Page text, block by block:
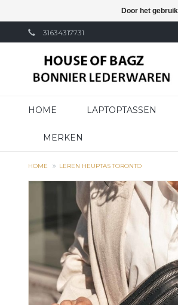
31634317731
HOME LAPTOPTASSEN
MERKEN
HOME LEREN HEUPTAS TORONTO
Door het